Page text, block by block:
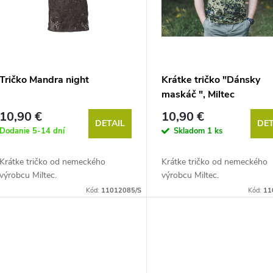
Tričko Mandra night
10,90 €
Dodanie 5-14 dní
DETAIL
Krátke tričko od nemeckého
výrobcu Miltec.
Kód: 11012085/S
Krátke tričko "Dánsky
maskáč ", Miltec
10,90 €
Skladom 1 ks
Krátke tričko od nemeckého
výrobcu Miltec.
Kód: